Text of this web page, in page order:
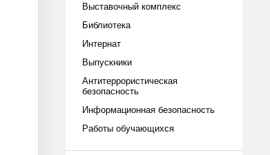
Выставочный комплекс
Библиотека
Интернат
Выпускники
Антитеррористическая
безопасность
Информационная безопасность
Работы обучающихся